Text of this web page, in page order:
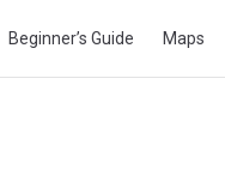
Beginner’s Guide Maps